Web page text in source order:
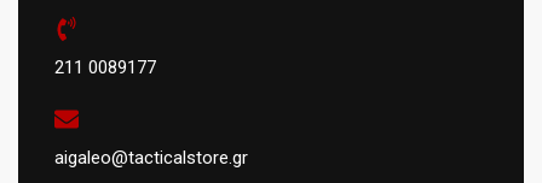
211 0089177
aigaleo@tacticalstore.gr